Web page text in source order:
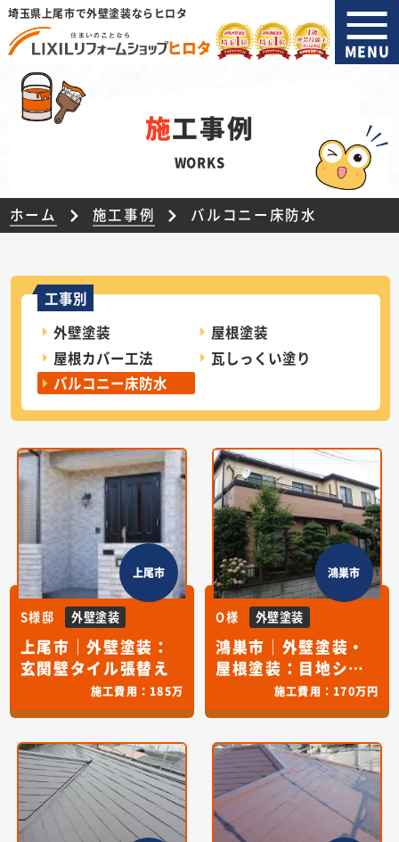
埼玉県上尾市で外壁塗装ならヒロタ
MENU
施工事例
WORKS
ホーム 施工事例 バルコニー床防水
工事別
外壁塗装
屋根塗装
屋根カバー工法
瓦しっくい塗り
バルコニー床防水
上尾市
S様邸 外壁塗装
上尾市｜外壁塗装：
玄関壁タイル張替え
施工費用： 185万
鴻巣市
O様 外壁塗装
鴻巣市｜外壁塗装・
屋根塗装：目地シー
リング交換・バルコ
ニー床ＦＲＰ防水
施工費用： 170万円